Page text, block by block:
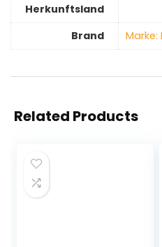
Herkunftsland
Brand
Related Products